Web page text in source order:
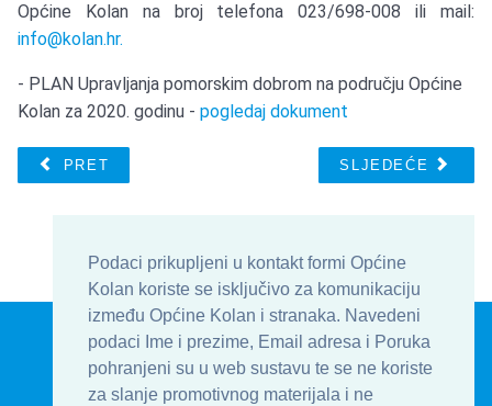
Podaci prikupljeni u kontakt formi Općine
Kolan koriste se isključivo za komunikaciju
između Općine Kolan i stranaka. Navedeni
podaci Ime i prezime, Email adresa i Poruka
pohranjeni su u web sustavu te se ne koriste
za slanje promotivnog materijala i ne
Općine Kolan na broj telefona 023/698-008 ili mail:
info@kolan.hr.
- PLAN Upravljanja pomorskim dobrom na području Općine
Kolan za 2020. godinu -pogledaj dokument
PRET SLJEDEĆE
© Općina Kolan , Općinska uprava 2016 - 2026
Develop & Host byTJstudio.info
| Uvjeti korištenja | Kontakt | Formular